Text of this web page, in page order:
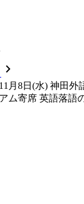
chevron_forward
月8日(水) 神田
ム寄席 英語落語